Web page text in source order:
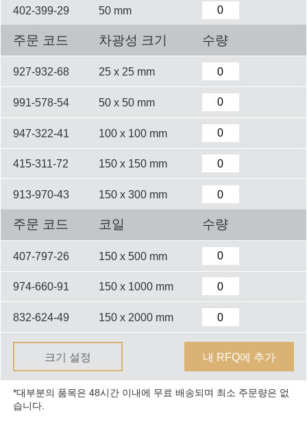
402-399-29 50 mm
주문 코드 차광성 크기 수량
927-932-68 25 x 25 mm
991-578-54 50 x 50 mm
947-322-41 100 x 100 mm
415-311-72 150 x 150 mm
913-970-43 150 x 300 mm
주문 코드 코일 수량
407-797-26 150 x 500 mm
974-660-91 150 x 1000 mm
832-624-49 150 x 2000 mm
크기 설정 내 RFQ에 추가
*대부분의 품목은 48시간 이내에 무료 배송되며 최소 주문량은 없
습니다.